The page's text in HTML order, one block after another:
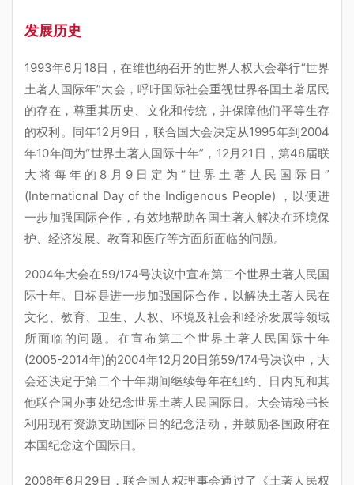
发展历史
1993年6月18日，在维也纳召开的世界人权大会举行“世界
土著人国际年”大会，呼吁国际社会重视世界各国土著居民
的存在，尊重其历史、文化和传统，并保障他们平等生存
的权利。同年12月9日，联合国大会决定从1995年到2004
年10年间为“世界土著人国际十年”，12月21日，第48届联
大将每年的8月9日定为“世界土著人民国际日”
(International Day of the Indigenous People) ，以便进
一步加强国际合作，有效地帮助各国土著人解决在环境保
护、经济发展、教育和医疗等方面所面临的问题。
2004年大会在59/174号决议中宣布第二个世界土著人民国
际十年。目标是进一步加强国际合作，以解决土著人民在
文化、教育、卫生、人权、环境及社会和经济发展等领域
所面临的问题。在宣布第二个世界土著人民国际十年
(2005-2014年)的2004年12月20日第59/174号决议中，大
会还决定于第二个十年期间继续每年在纽约、日内瓦和其
他联合国办事处纪念世界土著人民国际日。大会请秘书长
利用现有资源支助国际日的纪念活动，并鼓励各国政府在
本国纪念这个国际日。
2006年6月29日，联合国人权理事会通过了《土著人民权